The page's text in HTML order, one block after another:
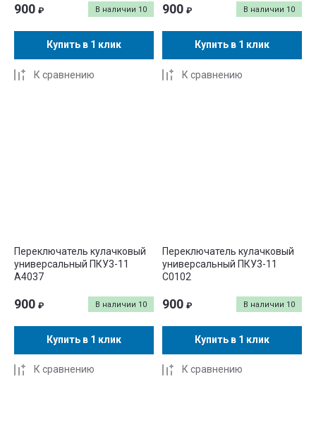
В наличии 10
900 ₽
Купить в 1 клик
К сравнению
В наличии 10
900 ₽
Купить в 1 клик
К сравнению
Переключатель кулачковый
универсальный ПКУ3-11
А4037
В наличии 10
900 ₽
Купить в 1 клик
К сравнению
Переключатель кулачковый
универсальный ПКУ3-11
С0102
В наличии 10
900 ₽
Купить в 1 клик
К сравнению